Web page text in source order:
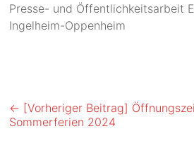
Presse- und Öffentlichkeitsarbeit
Ingelheim-Oppenheim
← [Vorheriger Beitrag]
Sommerferien 2024